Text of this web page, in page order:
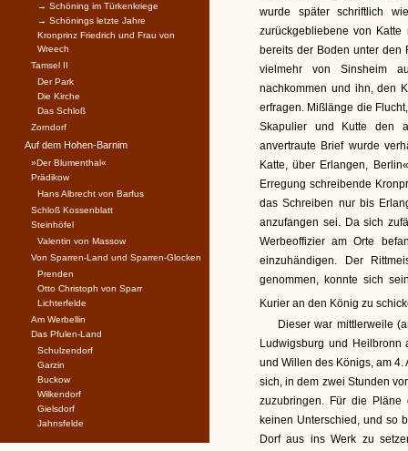
wurde später schriftlich
zurückgebliebene von
bereits der Boden unter den
vielmehr von Sinsheim
nachkommen und ihn, den
erfragen. Mißlänge die
Skapulier und Kutte den
anvertraute Brief wurde
Katte, über Erlangen,
Erregung schreibende
das Schreiben nur bis
anzufangen sei. Da sich
Werbeoffizier am Orte
einzuhändigen. Der
genommen, konnte sich
Kurier an den König zu
Dieser war mittlerweile
Ludwigsburg und Heilbronn
und Willen des Königs, am
sich, in dem zwei Stunden
zuzubringen. Für die Pläne
keinen Unterschied, und so
Dorf aus ins Werk zu
→ Schöning im Türkenkriege
→ Schönings letzte Jahre
Kronprinz Friedrich und Frau von
Wreech
Tamsel II
Der Park
Die Kirche
Das Schloß
Zorndorf
Auf dem Hohen-Barnim
»Der Blumenthal«
Prädikow
Hans Albrecht von Barfus
Schloß Kossenblatt
Steinhöfel
Valentin von Massow
Von Sparren-Land und Sparren-Glocken
Prenden
Otto Christoph von Sparr
Lichterfelde
Am Werbellin
Das Pfulen-Land
Schulzendorf
Garzin
Buckow
Wilkendorf
Gielsdorf
Jahnsfelde